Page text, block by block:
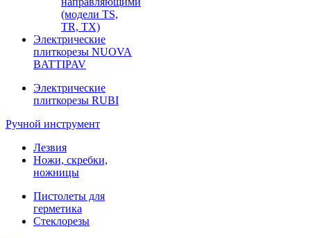
(модели TS,
TR, TX)
Электрические
плиткорезы NUOVA
BATTIPAV
Электрические
плиткорезы RUBI
Ручной инструмент
Лезвия
Ножи, скребки,
ножницы
Пистолеты для
герметика
Стеклорезы